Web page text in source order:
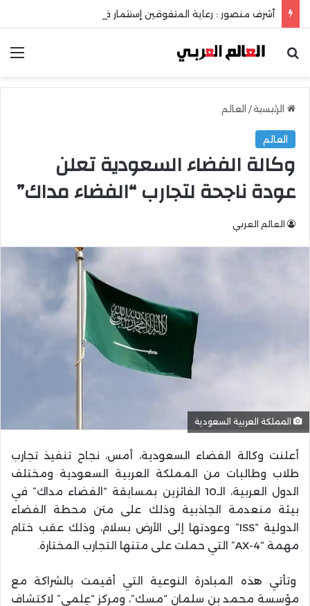
بحث عن
الرئيسية/ العالم
العالم
وكالة الفضاء السعودية تعلن
عودة ناجحة لتجارب “الفضاء مداك”
العالم العربي
المملكة العربية السعودية
أعلنت وكالة الفضاء السعودية، أمس، نجاح تنفيذ تجارب
طلاب وطالبات من المملكة العربية السعودية ومختلف
الدول العربية، الـ10 الفائزين بمسابقة “الفضاء مداك” في
بيئة منعدمة الجاذبية وذلك على متن محطة الفضاء
الدولية “ISS” وعودتها إلى الأرض بسلام، وذلك عقب ختام
مهمة “AX-4” التي حملت على متنها التجارب المختارة.
وتأتي هذه المبادرة النوعية التي أقيمت بالشراكة مع
مؤسسة محمد بن سلمان “مسك”، ومركز “عِلمي” لاكتشاف